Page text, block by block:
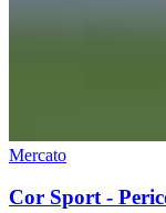
Mercato
Cor Sport -